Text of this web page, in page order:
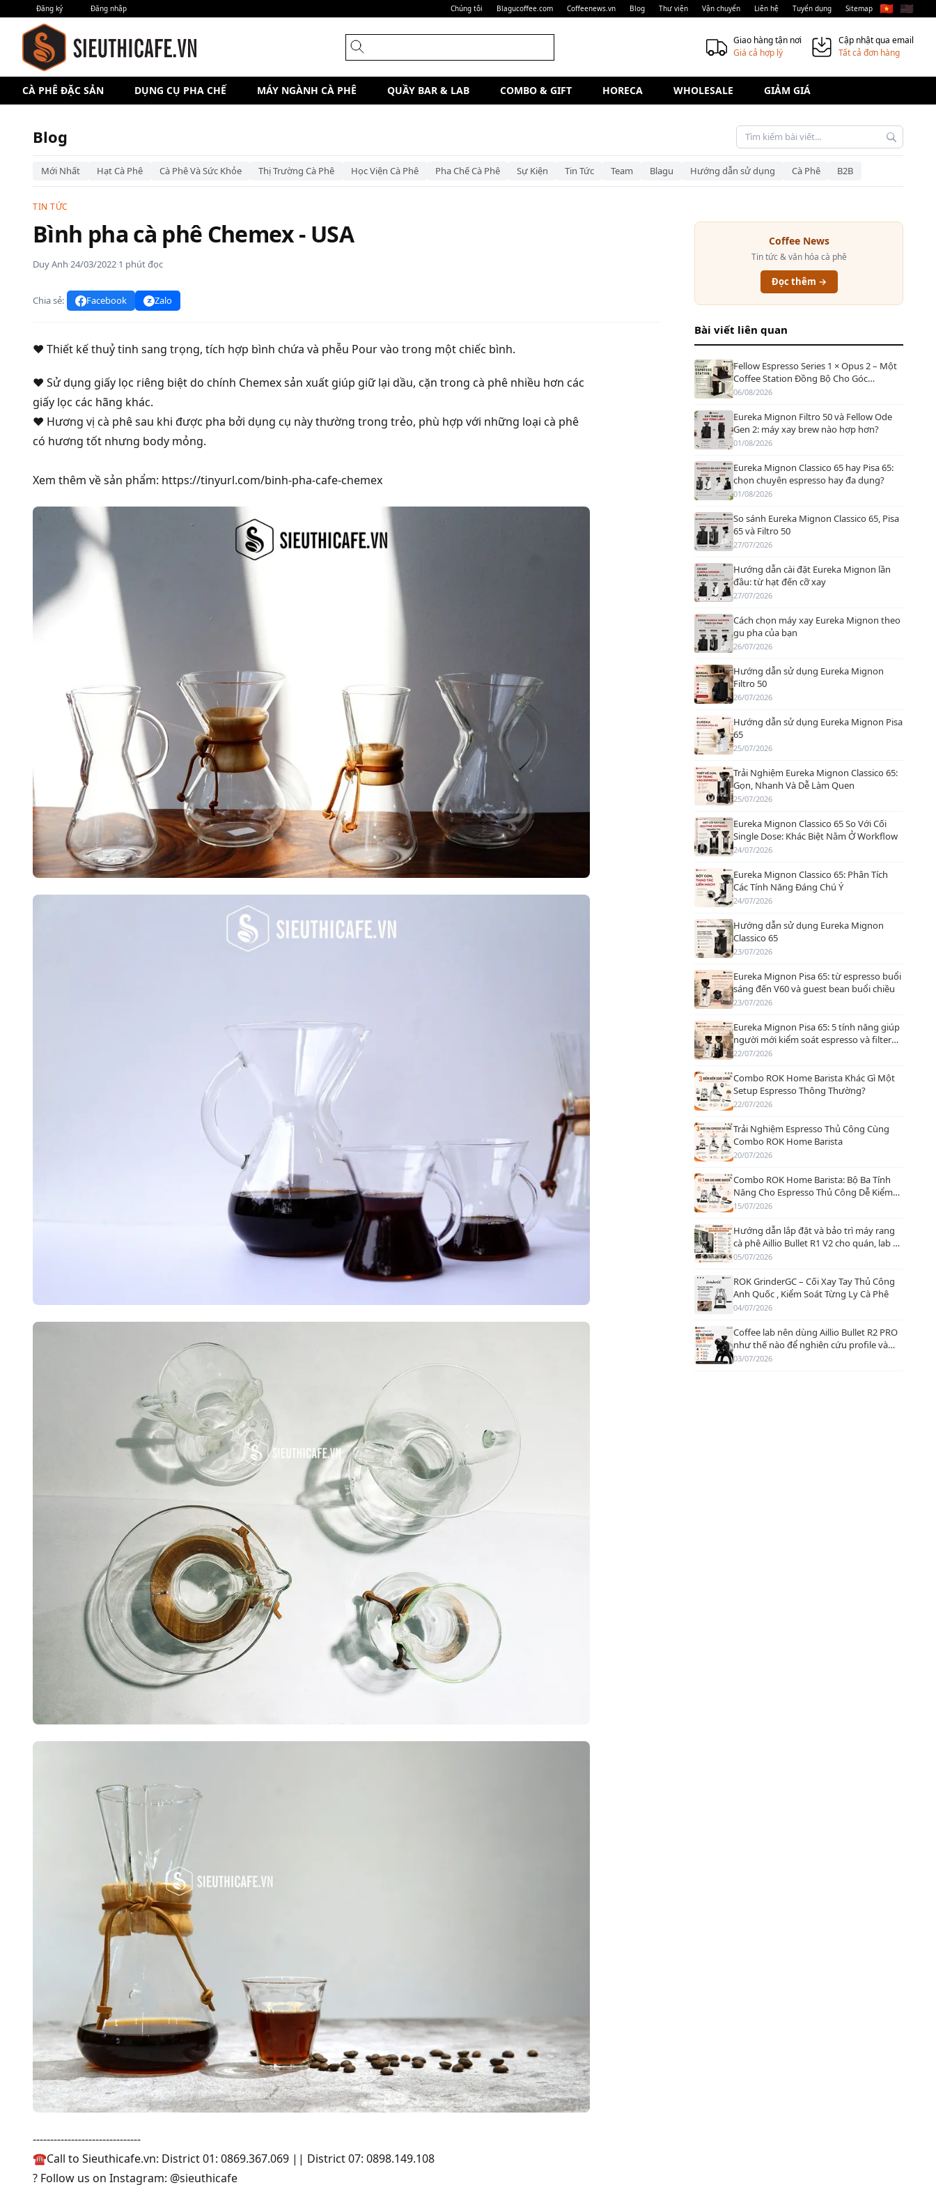
Đăng ký Đăng nhập Chúng tôi Blagucoffee.com Coffeenews.vn Blog Thư viện Vận chuyển Liên hệ Tuyển dụng Sitemap 🇻🇳 🇺🇸
Giao hàng tận nơi
Giá cả hợp lý
Cập nhật qua email
Tất cả đơn hàng
CÀ PHÊ ĐẶC SẢN DỤNG CỤ PHA CHẾ MÁY NGÀNH CÀ PHÊ QUẦY BAR & LAB COMBO & GIFT HORECA WHOLESALE GIẢM GIÁ
Blog
Mới Nhất Hạt Cà Phê Cà Phê Và Sức Khỏe Thị Trường Cà Phê Học Viện Cà Phê Pha Chế Cà Phê Sự Kiện Tin Tức Team Blagu Hướng dẫn sử dụng Cà Phê B2B
TIN TỨC
Bình pha cà phê Chemex - USA
Duy Anh·24/03/2022·1 phút đọc
Chia sẻ: Facebook Zalo
❤️ Thiết kế thuỷ tinh sang trọng, tích hợp bình chứa và phễu Pour vào trong một chiếc bình.
❤️ Sử dụng giấy lọc riêng biệt do chính Chemex sản xuất giúp giữ lại dầu, cặn trong cà phê nhiều hơn các
giấy lọc các hãng khác.
❤️ Hương vị cà phê sau khi được pha bởi dụng cụ này thường trong trẻo, phù hợp với những loại cà phê
có hương tốt nhưng body mỏng.
Xem thêm về sản phẩm: https://tinyurl.com/binh-pha-cafe-chemex
-------------------------------
☎Call to Sieuthicafe.vn: District 01: 0869.367.069 || District 07: 0898.149.108
? Follow us on Instagram: @sieuthicafe
Coffee News
Tin tức & văn hóa cà phê
Đọc thêm →
Bài viết liên quan
Fellow Espresso Series 1 × Opus 2 – Một
Coffee Station Đồng Bộ Cho Góc
Espresso Tại Nhà
06/08/2026
Eureka Mignon Filtro 50 và Fellow Ode
Gen 2: máy xay brew nào hợp hơn?
01/08/2026
Eureka Mignon Classico 65 hay Pisa 65:
chọn chuyên espresso hay đa dụng?
01/08/2026
So sánh Eureka Mignon Classico 65, Pisa
65 và Filtro 50
27/07/2026
Hướng dẫn cài đặt Eureka Mignon lần
đầu: từ hạt đến cỡ xay
27/07/2026
Cách chọn máy xay Eureka Mignon theo
gu pha của bạn
26/07/2026
Hướng dẫn sử dụng Eureka Mignon
Filtro 50
26/07/2026
Hướng dẫn sử dụng Eureka Mignon Pisa
65
25/07/2026
Trải Nghiệm Eureka Mignon Classico 65:
Gọn, Nhanh Và Dễ Làm Quen
25/07/2026
Eureka Mignon Classico 65 So Với Cối
Single Dose: Khác Biệt Nằm Ở Workflow
24/07/2026
Eureka Mignon Classico 65: Phân Tích
Các Tính Năng Đáng Chú Ý
24/07/2026
Hướng dẫn sử dụng Eureka Mignon
Classico 65
23/07/2026
Eureka Mignon Pisa 65: từ espresso buổi
sáng đến V60 và guest bean buổi chiều
23/07/2026
Eureka Mignon Pisa 65: 5 tính năng giúp
người mới kiểm soát espresso và filter
dễ hơn
22/07/2026
Combo ROK Home Barista Khác Gì Một
Setup Espresso Thông Thường?
22/07/2026
Trải Nghiệm Espresso Thủ Công Cùng
Combo ROK Home Barista
20/07/2026
Combo ROK Home Barista: Bộ Ba Tính
Năng Cho Espresso Thủ Công Dễ Kiểm
Soát Hơn
15/07/2026
Hướng dẫn lắp đặt và bảo trì máy rang
cà phê Aillio Bullet R1 V2 cho quán, lab và
roaster nhỏ
05/07/2026
ROK GrinderGC – Cối Xay Tay Thủ Công
Anh Quốc , Kiểm Soát Từng Ly Cà Phê
04/07/2026
Coffee lab nên dùng Aillio Bullet R2 PRO
như thế nào để nghiên cứu profile và
phát triển sản phẩm?
03/07/2026